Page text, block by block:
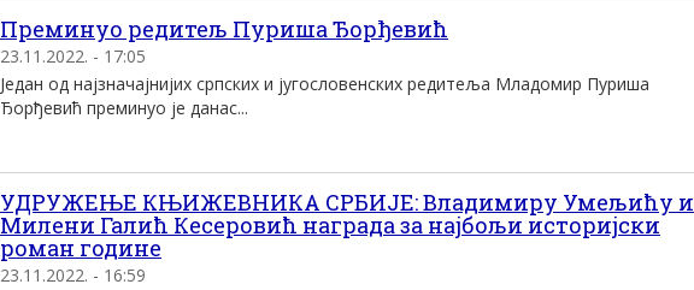
Преминуо редитељ Пуриша Ђорђевић
23.11.2022. - 17:05
Један од најзначајнијих српских и југословенских редитеља Младомир Пуриша
Ђорђевић преминуо је данас...
УДРУЖЕЊЕ КЊИЖЕВНИКА СРБИЈЕ: Владимиру Умељићу и
Милени Галић Кесеровић награда за најбољи историјски
роман године
23.11.2022. - 16:59